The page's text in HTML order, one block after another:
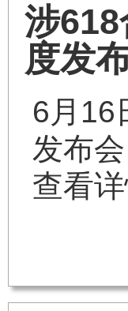
涉
度发
6月16
发布会
查看